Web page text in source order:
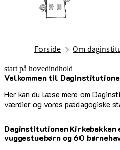
Forside Om
start på hovedindhold
Velkommen til
Her kan du læse mere om
værdier og vores pædagogiske
senest opdateret 15. august 2025
Daginstitutionen
vuggestuebørn og 60